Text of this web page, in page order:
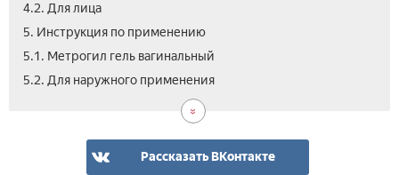
4.2. Для лица
5. Инструкция по применению
5.1. Метрогил гель вагинальный
5.2. Для наружного применения
Рассказать ВКонтакте